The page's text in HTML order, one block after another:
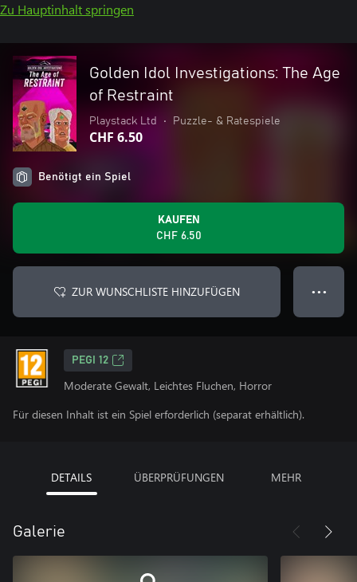
Zu Hauptinhalt springen
Golden Idol Investigations: The Age
of Restraint
Playstack Ltd • Puzzle- & Ratespiele
CHF 6.50
Benötigt ein Spiel
KAUFEN
CHF 6.50
ZUR WUNSCHLISTE HINZUFÜGEN ● ● ●
PEGI 12
Moderate Gewalt, Leichtes Fluchen, Horror
Für diesen Inhalt ist ein Spiel erforderlich (separat erhältlich).
DETAILS ÜBERPRÜFUNGEN MEHR
Galerie